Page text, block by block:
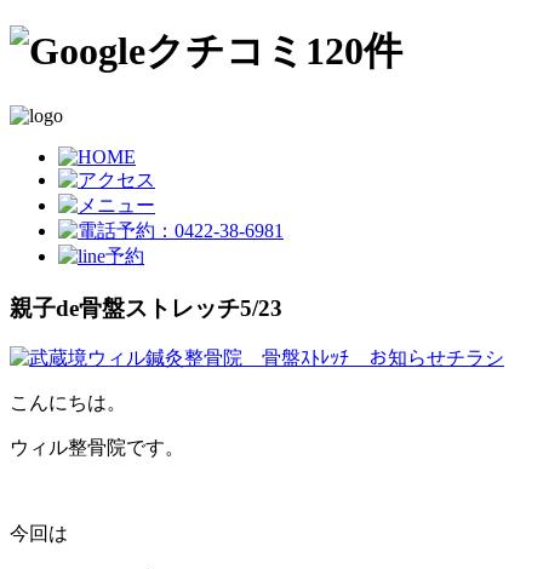
親子de骨盤ストレッチ5/23
こんにちは。
ウィル整骨院です。
今回は